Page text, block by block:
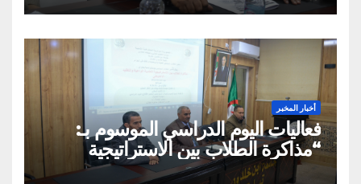
أخبار المخبر
فعاليات اليوم الدراسي الموسوم بـ:
“مذاكرة الطلاب بين الاستراتيجية
العلمية الواعية والتقليد الاعتباطي”